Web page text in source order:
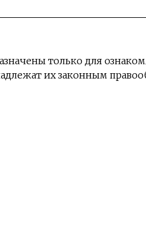
только для
их законным